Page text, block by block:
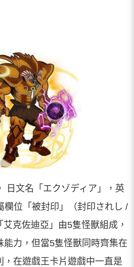
日文名「エクゾディア」，英
欄位「被封印」（封印されし /
克佐迪亞」由5隻怪獸組成，
能力，但當5隻怪獸同時齊集在
，在遊戲王卡片遊戲中一直是